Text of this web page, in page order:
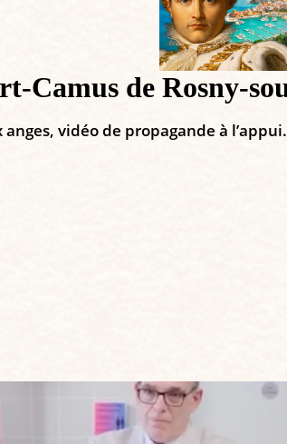
Camus de Rosny-
vidéo de propagande à l’appui.